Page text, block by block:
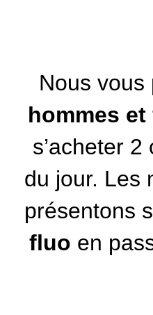
Nous
hommes et
s’acheter
du jour. Les
présentons
fluo en